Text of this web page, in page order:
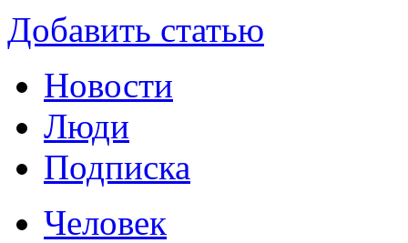
Добавить статью
Новости
Люди
Подписка
Человек